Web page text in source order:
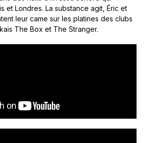
et Londres. La substance agit, Éric et
leur came sur les platines des clubs
The Box et The Stranger.